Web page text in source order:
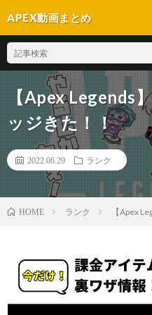
APEX動画まとめ
【Apex Legends
ッジきた！！
2022.06.29 ランク
HOME ランク 【Apex